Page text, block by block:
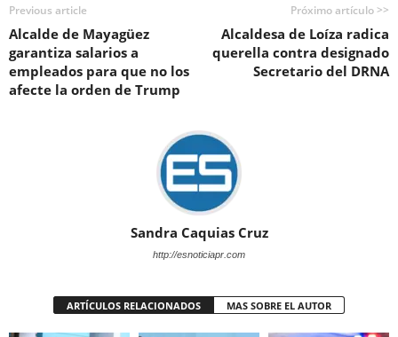
Previous article
Alcalde de Mayagüez
garantiza salarios a
empleados para que no los
afecte la orden de Trump
Próximo artículo >>
Alcaldesa de Loíza radica
querella contra designado
Secretario del DRNA
Sandra Caquias Cruz
http://esnoticiapr.com
ARTÍCULOS RELACIONADOS MAS SOBRE EL AUTOR